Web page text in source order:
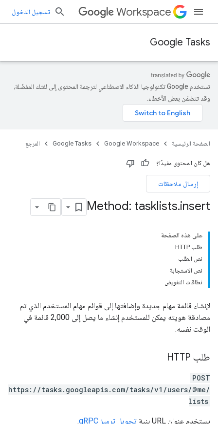
Workspace تسجيل الدخول
Google Tasks
تستخدم Google تكنولوجيا الذكاء الاصطناعي لترجمة المحتوى إلى لغتك المفضّلة،
وقد تتضمّن بعض الأخطاء.
الصفحة الرئيسية Google Workspace
Google Tasks المرجع
هل كان المحتوى مفيدًا؟
إرسال ملاحظات
Method: tasklists.insert
على هذه الصفحة
طلب HTTP
نص الطلب
نص الاستجابة
نطاقات التفويض
لإنشاء قائمة مهام جديدة وإضافتها إلى قوائم مهام المستخدم الذي تم
مصادقة هويته يمكن للمستخدم إنشاء ما يصل إلى 2,000 قائمة في
الوقت نفسه.
طلب HTTP
POST
https://tasks.googleapis.com/tasks/v1/users/@me/
lists
يستخدِم عنوان URL بنية تحويل ترميز gRPC .